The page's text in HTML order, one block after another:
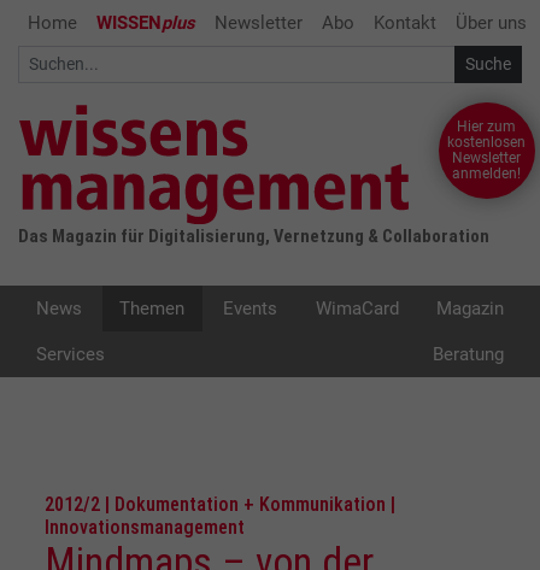
Home WISSENplus Newsletter Abo Kontakt Über uns
Das Magazin für Digitalisierung, Vernetzung & Collaboration
Hier zum
kostenlosen
Newsletter
anmelden!
News Themen Events WimaCard Magazin
Services Beratung
2012/2 | Dokumentation + Kommunikation |
Innovationsmanagement